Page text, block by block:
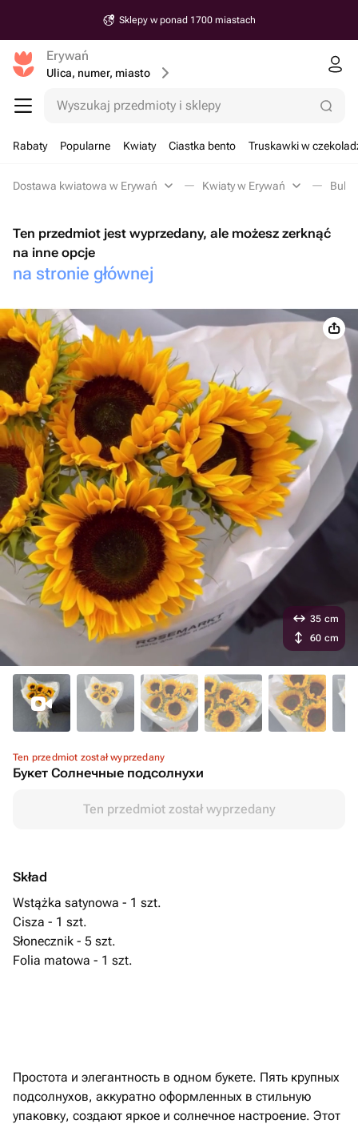
Sklepy w ponad 1700 miastach
Erywań
Ulica, numer, miasto
Wyszukaj przedmioty i sklepy
Rabaty Popularne Kwiaty Ciastka bento Truskawki w
Dostawa kwiatowa w Erywań Kwiaty w Erywań
Ten przedmiot jest wyprzedany, ale możesz zerknąć
na inne opcje
na stronie głównej
Ten przedmiot został wyprzedany
Букет Солнечные подсолнухи
Ten przedmiot został wyprzedany
Skład
Wstążka satynowa - 1 szt.
Cisza - 1 szt.
Słonecznik - 5 szt.
Folia matowa - 1 szt.
35 cm
60 cm
Простота и элегантность в одном букете. Пять крупных
подсолнухов, аккуратно оформленных в стильную
упаковку, создают яркое и солнечное настроение. Этот